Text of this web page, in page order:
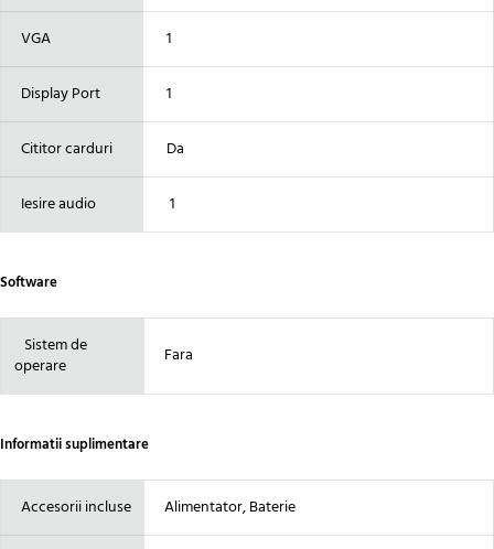
VGA 1
Display Port 1
Cititor carduri Da
Iesire audio 1
Software
Sistem de
operare
Fara
Informatii suplimentare
Accesorii incluse Alimentator, Baterie